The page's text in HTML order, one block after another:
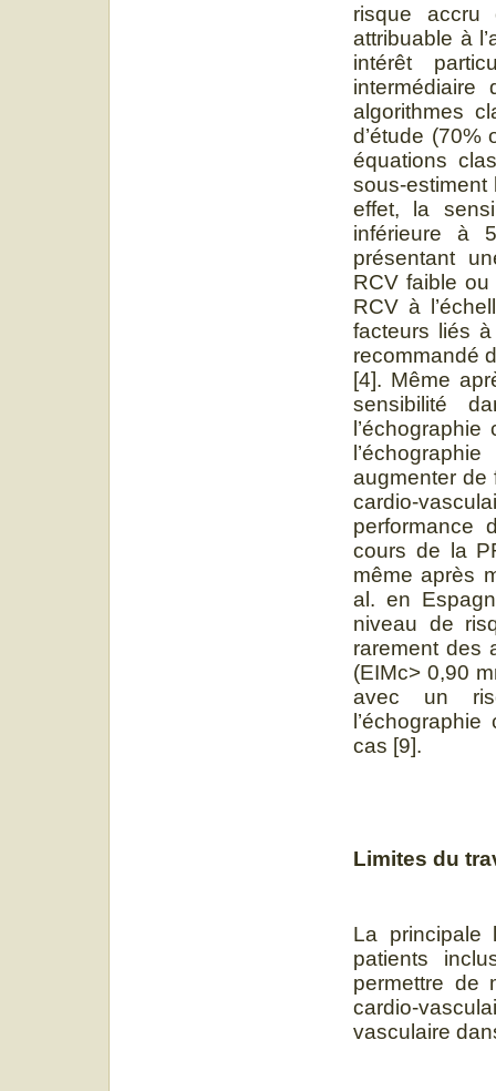
risque accru
attribuable à
intérêt
intermédiaire
algorithmes
d’étude (70%
équations
sous-
effet, la
inférieure à
présentant
RCV faible ou
RCV à
facteurs liés à
recommandé
[4]. Même
sensibilité
augmenter de
cardio-
performance
cours de la
même après
al. en
niveau de
rarement des
(EIMc> 0,90
avec un
cas [9].
Limites du
La principale
patients
permettre de
cardio-
vasculaire